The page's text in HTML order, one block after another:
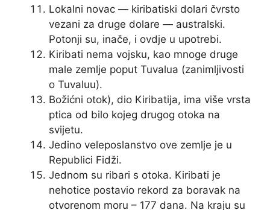
Lokalni novac — kiribatiski dolari čvrsto
vezani za druge dolare — australski.
Potonji su, inače, i ovdje u upotrebi.
Kiribati nema vojsku, kao mnoge druge
male zemlje poput Tuvalua (zanimljivosti
o Tuvaluu).
Božićni otok), dio Kiribatija, ima više vrsta
ptica od bilo kojeg drugog otoka na
svijetu.
Jedino veleposlanstvo ove zemlje je u
Republici Fidži.
Jednom su ribari s otoka. Kiribati je
nehotice postavio rekord za boravak na
otvorenom moru – 177 dana. Na kraju su